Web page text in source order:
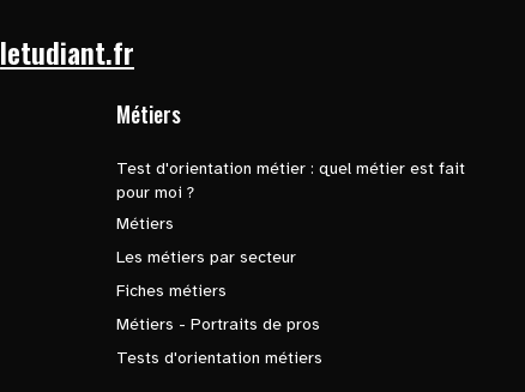
letudiant.fr
Métiers
Test d'orientation métier : quel métier est fait
pour moi ?
Métiers
Les métiers par secteur
Fiches métiers
Métiers - Portraits de pros
Tests d'orientation métiers